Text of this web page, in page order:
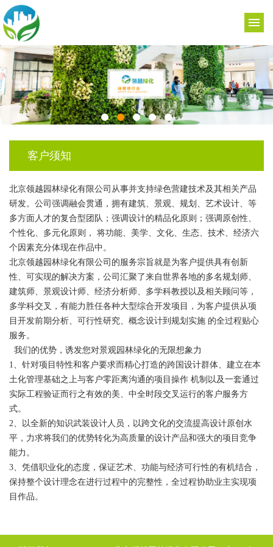
客户须知
北京领越园林绿化有限公司从事并支持绿色营建技术及其相关产品
研发。公司强调融会贯通，拥有建筑、景观、规划、艺术设计、等
多方面人才的复合型团队；强调设计的精品化原则；强调原创性、
个性化、多元化原则， 将功能、美学、文化、生态、技术、经济六
个因素充分体现在作品中。
北京领越园林绿化有限公司的服务宗旨就是为客户提供具有创新
性、可实现的解决方案，公司汇聚了来自世界各地的多名规划师、
建筑师、景观设计师、经济分析师、多学科教授以及相关顾问等，
多学科交叉，有能力胜任各种大型综合开发项目，为客户提供从项
目开发前期分析、可行性研究、概念设计到规划实施 的全过程贴心
服务。
我们的优势，诱发您对景观园林绿化的无限想象力
1、针对项目特性和客户要求而精心打造的跨国设计群体、建立在本
土化管理基础之上与客户零距离沟通的项目操作 机制以及一套通过
实际工程验证而行之有效的美、中全时段交叉运行的客户服务方
式。
2、以全新的知识武装设计人员，以跨文化的交流提高设计原创水
平，力求将我们的优势转化为高质量的设计产品和强大的项目竞争
能力。
3、凭借职业化的态度，保证艺术、功能与经济可行性的有机结合，
保持整个设计理念在进行过程中的完整性，全过程协助业主实现项
目作品。